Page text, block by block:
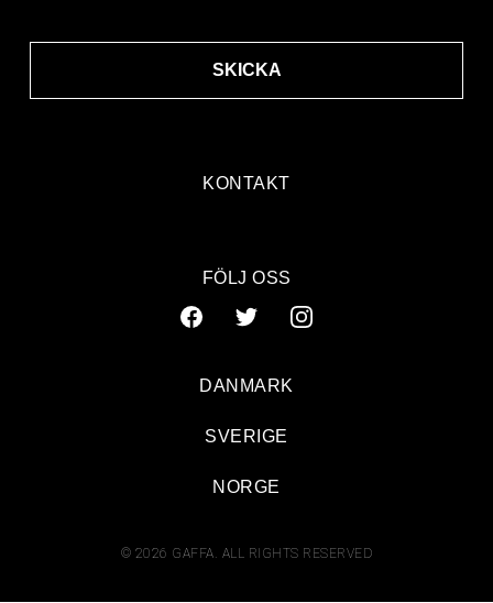
KONTAKT
SKICKA
FÖLJ OSS
© 2026 GAFFA. ALL RIGHTS RESERVED
DANMARK
SVERIGE
NORGE